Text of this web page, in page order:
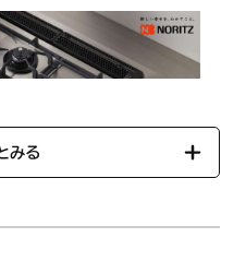
部分含む）/内径約
みる